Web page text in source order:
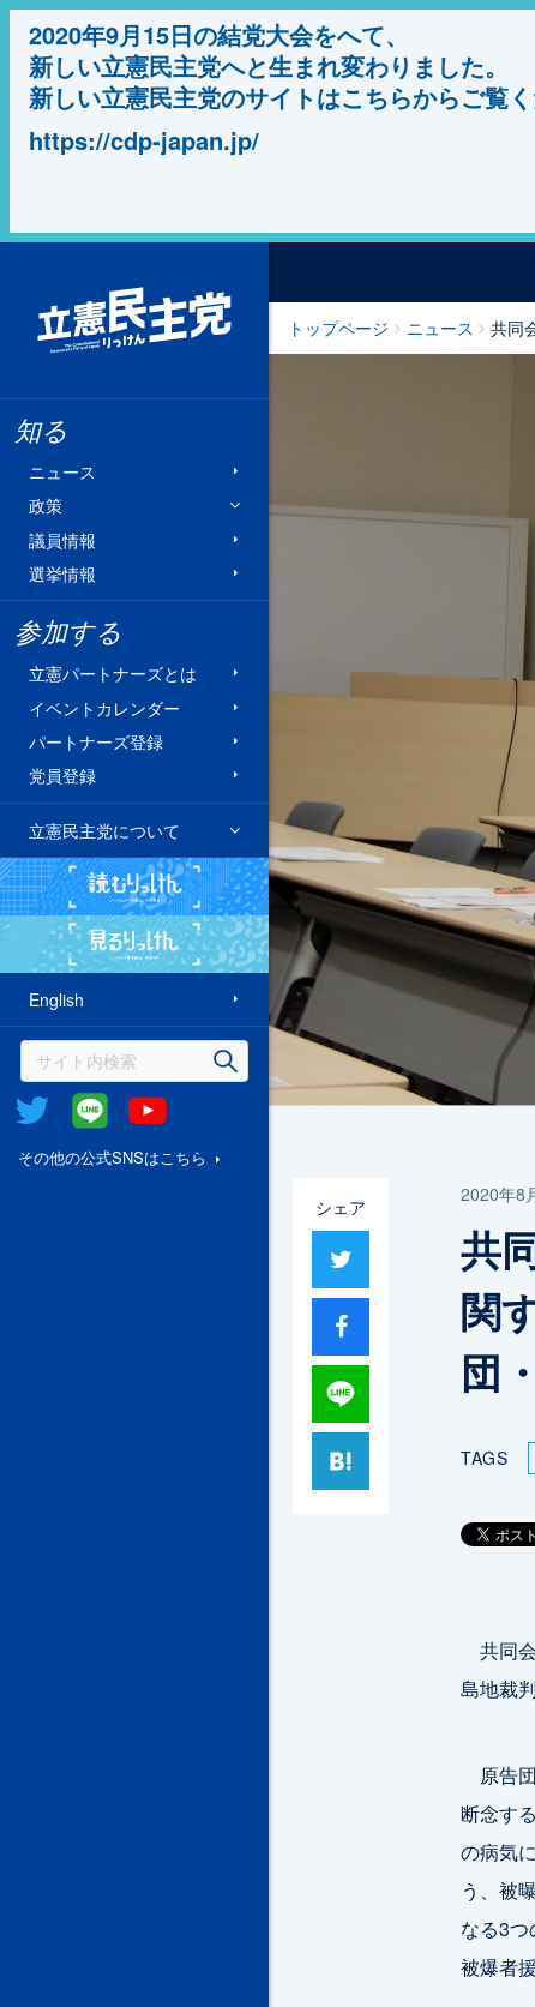
2020年9月15日の結党大会をへて、
新しい立憲民主党へと生まれ変わりました。
新しい立憲民主党のサイトはこちらからご覧く
https://cdp-japan.jp/
知る
ニュース
政策
議員情報
選挙情報
参加する
立憲パートナーズとは
イベントカレンダー
パートナーズ登録
党員登録
立憲民主党について
読むりっけん
見るりっけん
English
Twitter @Line
その他の公式SNSはこちら
トップページ ニュース 共同
シェア
Lineで送る
2020年8
共
関
団
TAGS
共同
島地裁
原告
断念す
の病気
う、被
なる3つ
被爆者